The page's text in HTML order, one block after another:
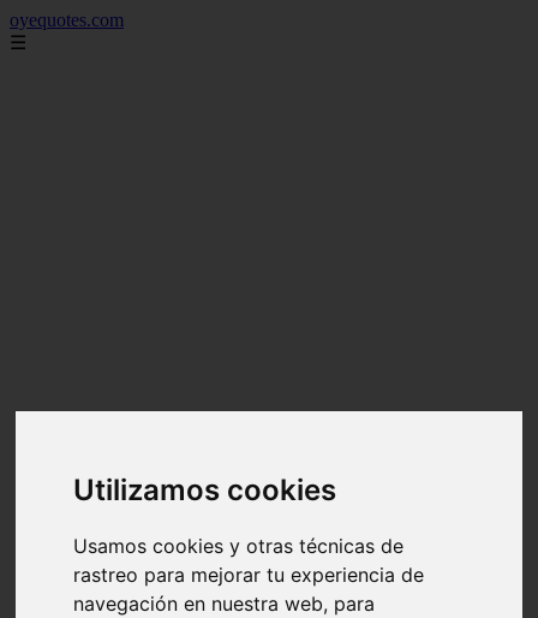
Utilizamos cookies
Usamos cookies y otras técnicas de
rastreo para mejorar tu experiencia de
navegación en nuestra web, para
oyequotes.com
☰